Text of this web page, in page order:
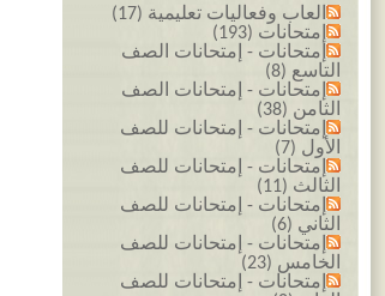
العاب وفعاليات تعليمية (17)
إمتحانات (193)
إمتحانات - إمتحانات الصف
التاسع (8)
إمتحانات - إمتحانات الصف
الثامن (38)
إمتحانات - إمتحانات للصف
الأول (7)
إمتحانات - إمتحانات للصف
الثالث (11)
إمتحانات - إمتحانات للصف
الثاني (6)
إمتحانات - إمتحانات للصف
الخامس (23)
إمتحانات - إمتحانات للصف